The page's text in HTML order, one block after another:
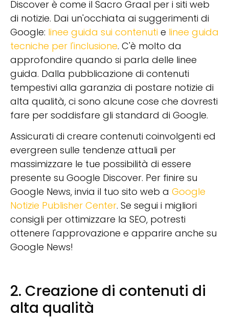
Discover è come il Sacro Graal per i siti web
di notizie. Dai un'occhiata ai suggerimenti di
Google: linee guida sui contenuti e linee guida
tecniche per l'inclusione. C'è molto da
approfondire quando si parla delle linee
guida. Dalla pubblicazione di contenuti
tempestivi alla garanzia di postare notizie di
alta qualità, ci sono alcune cose che dovresti
fare per soddisfare gli standard di Google.
Assicurati di creare contenuti coinvolgenti ed
evergreen sulle tendenze attuali per
massimizzare le tue possibilità di essere
presente su Google Discover. Per finire su
Google News, invia il tuo sito web a Google
Notizie Publisher Center. Se segui i migliori
consigli per ottimizzare la SEO, potresti
ottenere l'approvazione e apparire anche su
Google News!
2. Creazione di contenuti di
alta qualità